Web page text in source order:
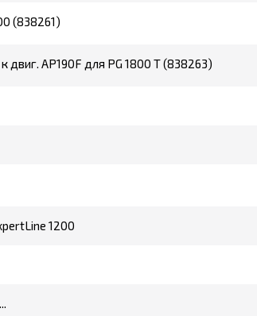
(838261)
AP190F для PG 1800 T (838263)
1200